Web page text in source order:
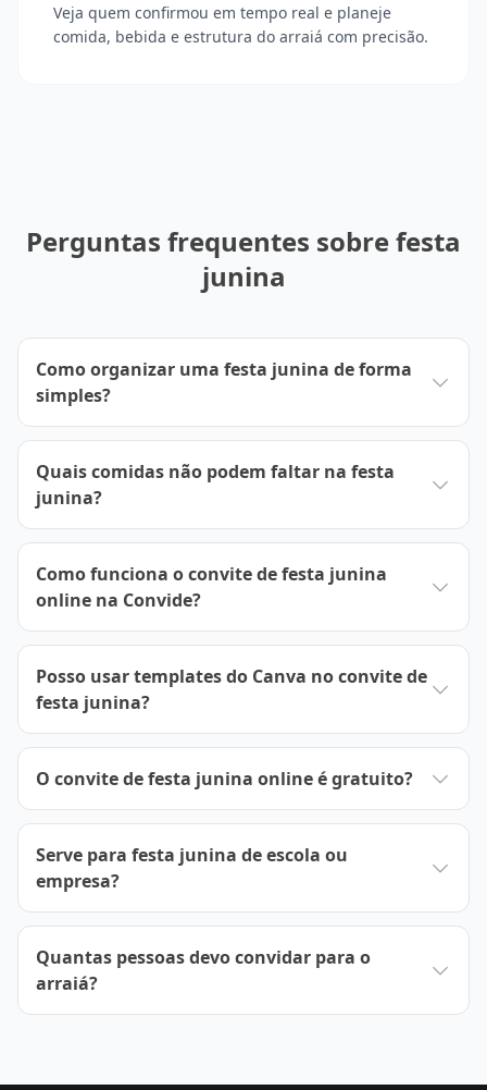
Veja quem confirmou em tempo real e planeje
comida, bebida e estrutura do arraiá com precisão.
Perguntas frequentes sobre festa
junina
Como organizar uma festa junina de forma
simples?
Quais comidas não podem faltar na festa
junina?
Como funciona o convite de festa junina
online na Convide?
Posso usar templates do Canva no convite de
festa junina?
O convite de festa junina online é gratuito?
Serve para festa junina de escola ou
empresa?
Quantas pessoas devo convidar para o
arraiá?